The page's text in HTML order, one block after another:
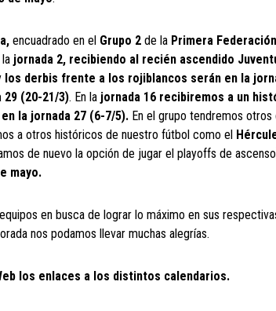
encuadrado en el Grupo 2 de la Primera Federación
jornada 2, recibiendo al recién ascendido
los derbis frente a los rojiblancos serán en la
29 (20-21/3). En la jornada 16 recibiremos a un
la jornada 27 (6-7/5). En el grupo tendremos
a otros históricos de nuestro fútbol como el
de nuevo la opción de jugar el playoffs de
mayo.
en busca de lograr lo máximo en sus
nos podamos llevar muchas alegrías.
los enlaces a los distintos calendarios.